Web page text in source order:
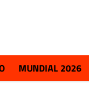
MUNDIAL 2026